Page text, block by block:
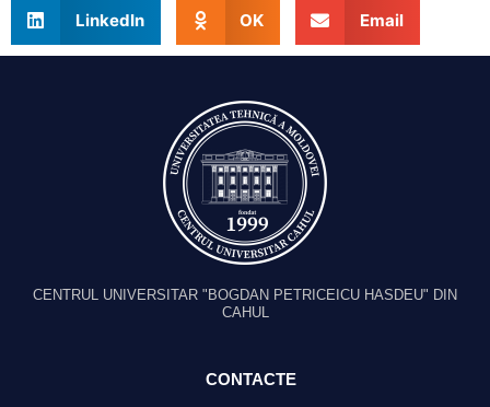
LinkedIn OK Email
CENTRUL UNIVERSITAR "BOGDAN PETRICEICU HASDEU" DIN
CAHUL
CONTACTE